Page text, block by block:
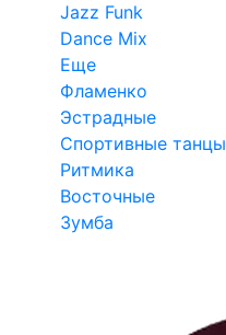
Jazz Funk
Dance Mix
Еще
Фламенко
Эстрадные
Спортивные танцы
Ритмика
Восточные
Зумба